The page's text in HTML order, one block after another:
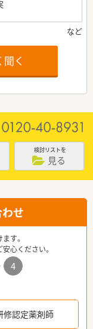
く
検討リストを
見る
せ
す。
心ください。
4
修認定薬剤師